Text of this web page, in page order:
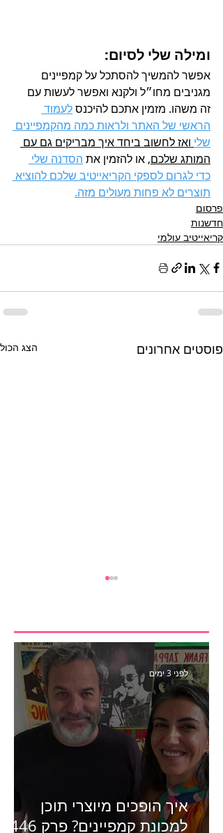
ומילה שלי לסיום:
אפשר להמשיך להסתכל על קמפיינים
מגניבים מחו״ל ולקנא ואפשר לעשות עם
זה משהו. מזמין אתכם להיכנס לעמוד
הראשי של האתר ולראות כמה מהקמפיינים
שלי ואז לחשוב ביחד איך מבריקים גם עם
המותג שלכם, או להזמין את הסדנה שלי
כדי לגרום לספקי הקריאייטיב שלכם להוציא
תוצרים לא פחות מעולים מזה.
פרסום
חדשנות
קריאייטיב עולמי
פוסטים אחרונים הצג הכול
״אני לא פרסומאית״- פרק
440 ריאיון סוף קדנציה עם
שלי שמיר קינן לשעבר
מנכ״לית באומן בר ריבנאי
איך הופכים מיוצרי תוכן
למכונת קמפיינים? פרק 446
לפני 3 ימים